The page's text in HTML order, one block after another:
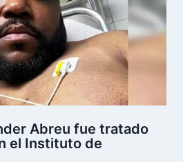
Abreu fue tratado
el Instituto de